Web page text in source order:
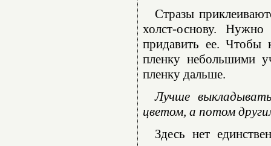
Стразы
холст-основу.
придавить ее. Чтобы
пленку небольшими
пленку дальше.
Лучше
цветом, а потом
Здесь нет